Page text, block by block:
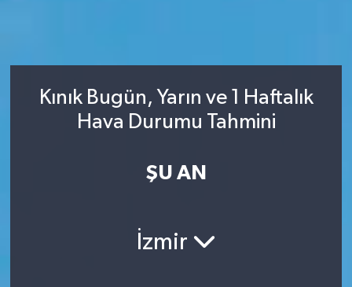
Kınık Bugün, Yarın ve 1 Haftalık
Hava Durumu Tahmini
ŞU AN
İzmir